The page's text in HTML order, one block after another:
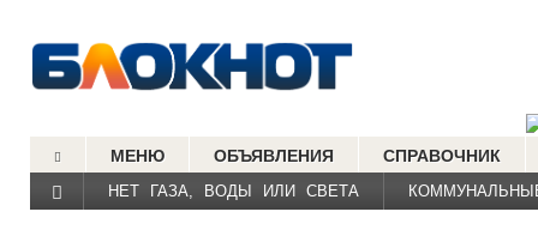
МЕНЮ ОБЪЯВЛЕНИЯ СПРАВОЧНИК
НЕТ ГАЗА, ВОДЫ ИЛИ СВЕТА